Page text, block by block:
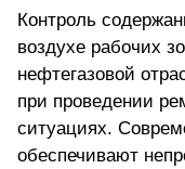
Контроль
воздухе рабочих
нефтегазовой
при проведении
ситуациях.
обеспечивают